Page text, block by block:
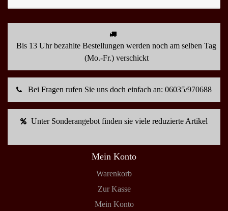
Bis 13 Uhr bezahlte Bestellungen werden noch am selben Tag
(Mo.-Fr.) verschickt
Bei Fragen rufen Sie uns doch einfach an: 06035/970688
Unter Sonderangebot finden sie viele reduzierte Artikel
Mein Konto
Warenkorb
Zur Kasse
Mein Konto